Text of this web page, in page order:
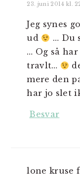
23. juni 2014 kl.
Jeg synes
ud
… Du
… Og så
travlt…
mere den
har jo slet
Besvar
lone kruse